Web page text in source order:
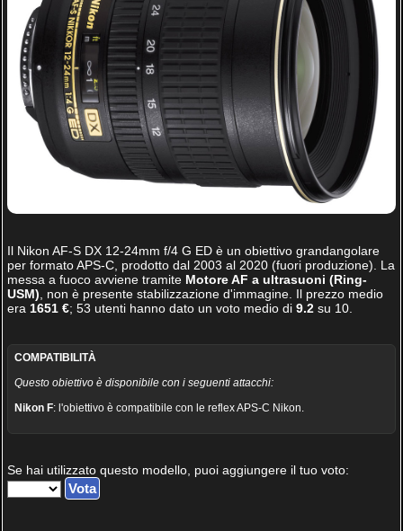
Il Nikon AF-S DX 12-24mm f/4 G EDè un obiettivo grandangolare
per formato APS-C, prodotto dal 2003 al 2020 (fuori produzione). La
messa a fuoco avviene tramite Motore AF a ultrasuoni (Ring-
USM), non è presente stabilizzazione d'immagine. Il prezzo medio
era 1651 €; 53 utenti hanno dato un voto medio di 9.2su 10.
COMPATIBILITÀ
Questo obiettivo è disponibile con i seguenti attacchi:
Nikon F: l'obiettivo è compatibile con le reflex APS-C Nikon.
Se hai utilizzato questo modello, puoi aggiungere il tuo voto: